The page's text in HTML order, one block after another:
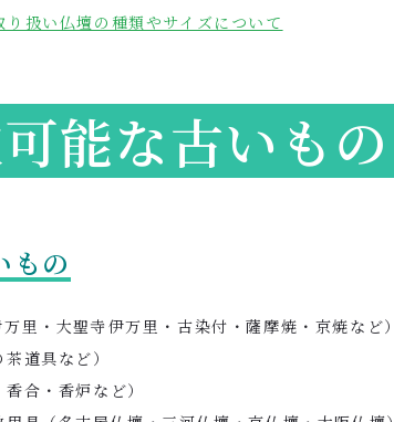
り扱い仏壇の種類やサイズについて
能な古いもの
もの
万里・大聖寺伊万里・古染付・薩摩焼・京焼など）
道具など）
合・香炉など）